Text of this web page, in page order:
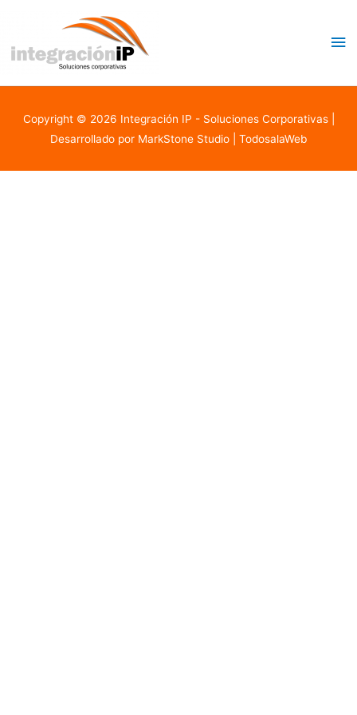
Copyright © 2026 Integración IP - Soluciones Corporativas|
Desarrollado por MarkStone Studio | TodosalaWeb